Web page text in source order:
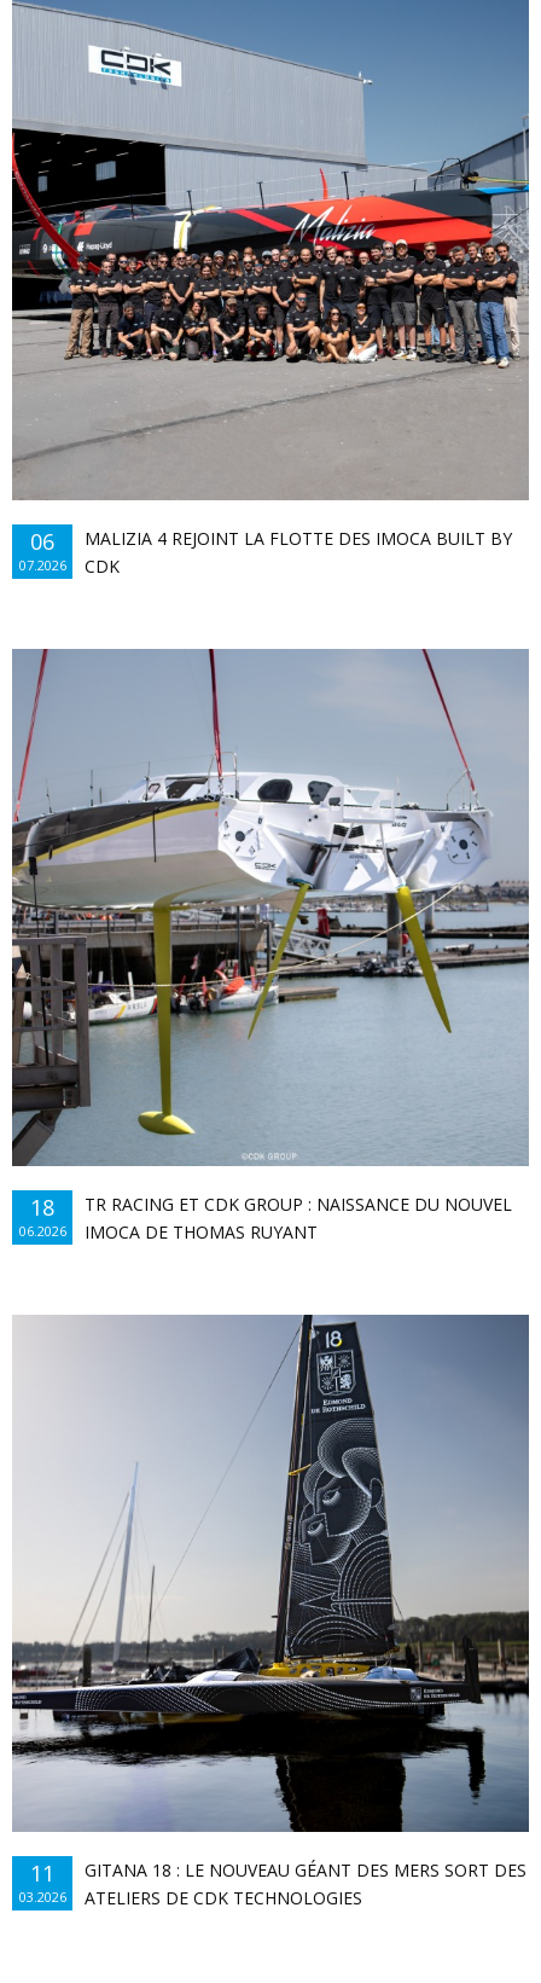
06
07.2026
MALIZIA 4 REJOINT LA FLOTTE DES IMOCA BUILT BY
CDK
En savoir plus...
18
06.2026
TR RACING ET CDK GROUP : NAISSANCE DU NOUVEL
IMOCA DE THOMAS RUYANT
11
03.2026
GITANA 18 : LE NOUVEAU GÉANT DES MERS SORT DES
ATELIERS DE CDK TECHNOLOGIES